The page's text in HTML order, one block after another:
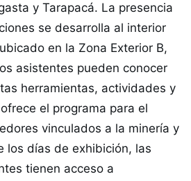
y Tarapacá. La presencia
se desarrolla al interior
en la Zona Exterior B,
asistentes pueden conocer
herramientas, actividades y
el programa para el
vinculados a la minería y
los días de exhibición, las
tienen acceso a